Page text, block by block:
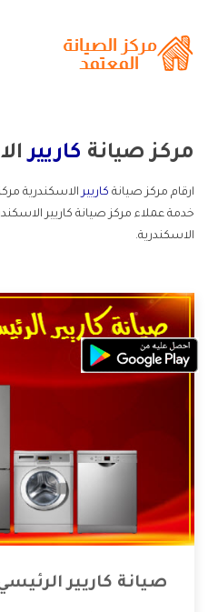
مركز صيانة كاريير
ارقام مركز صيانة كارييرالاسكندرية
خدمة عملاء مركز صيانة كاريير
الاسكندرية.
صيانة كاريير